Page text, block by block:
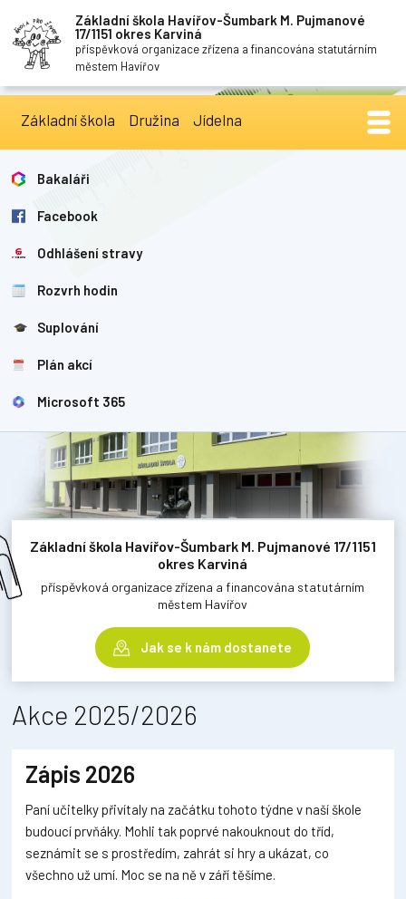
Základní škola Havířov-Šumbark M. Pujmanové
17/1151 okres Karviná
příspěvková organizace zřízena a financována statutárním
městem Havířov
Základní škola Družina Jídelna
Bakaláři
Facebook
Odhlášení stravy
Rozvrh hodin
Suplování
Plán akcí
Microsoft 365
Základní škola Havířov-Šumbark M. Pujmanové 17/1151
okres Karviná
příspěvková organizace zřízena a financována statutárním
městem Havířov
Jak se k nám dostanete
Akce 2025/2026
Zápis 2026
Paní učitelky přivítaly na začátku tohoto týdne v naší škole
budoucí prvňáky. Mohli tak poprvé nakouknout do tříd,
seznámit se s prostředím, zahrát si hry a ukázat, co
všechno už umí. Moc se na ně v září těšíme.